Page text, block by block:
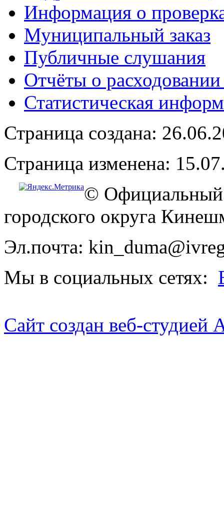
Информация о
Муниципальный заказ
Публичные слушания
Отчёты о
Статистическая
Страница создана:
Страница изменена:
© Официальный
городского округа
Эл.почта:
Мы в социальных сетях:
Сайт создан веб-студией